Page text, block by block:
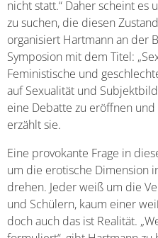
nicht statt.“ Daher scheint es
zu suchen, die diesen
organisiert Hartmann an der
Symposion mit dem Titel:
Feministische und
auf Sexualität und
eine Debatte zu eröffnen und
erzählt sie.
Eine provokante Frage in
um die erotische Dimension
drehen. Jeder weiß um die
und Schülern, kaum einer
doch auch das ist Realität.